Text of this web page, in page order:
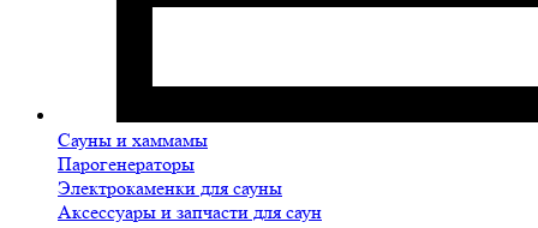
Сауны и хаммамы
Парогенераторы
Электрокаменки для сауны
Аксессуары и запчасти для саун